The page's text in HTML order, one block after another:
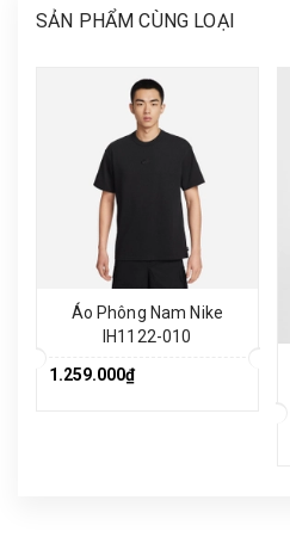
SẢN PHẨM CÙNG LOẠI
Áo Phông Nam Nike
IH1122-010
1.259.000₫